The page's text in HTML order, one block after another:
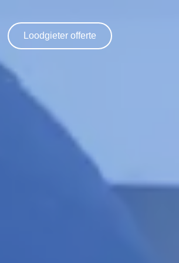
Loodgieter offerte